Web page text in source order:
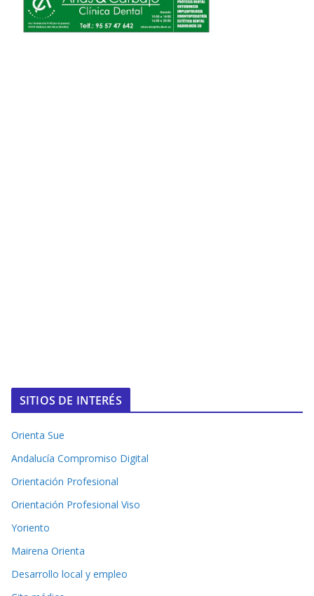
SITIOS DE INTERÉS
Orienta Sue
Andalucía Compromiso Digital
Orientación Profesional
Orientación Profesional Viso
Yoriento
Mairena Orienta
Desarrollo local y empleo